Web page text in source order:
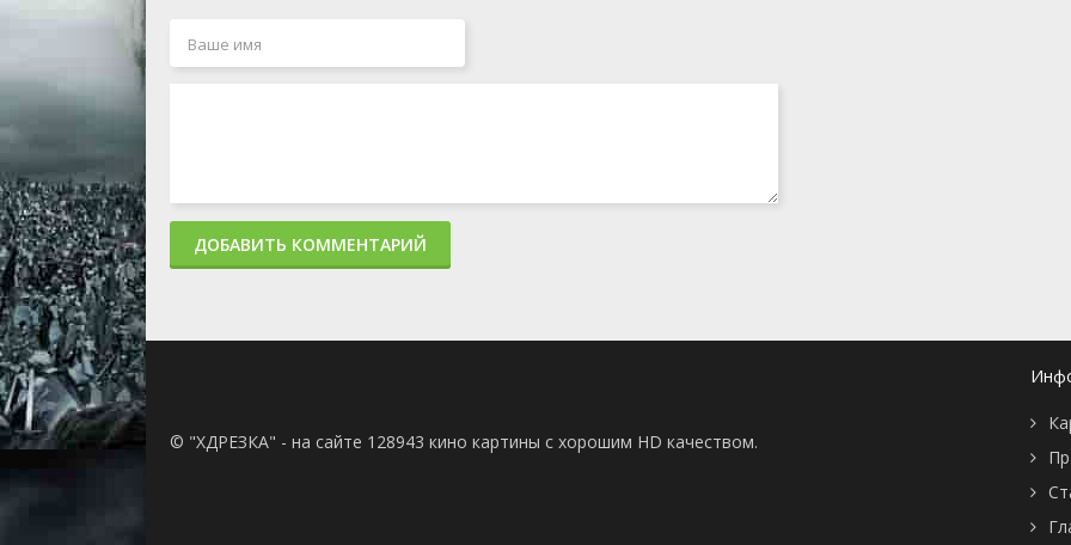
ДОБАВИТЬ КОММЕНТАРИЙ
© "ХДРЕЗКА" - на сайте 128943 кино картины с хорошим HD качеством.